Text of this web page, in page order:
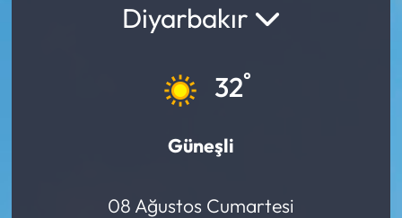
Diyarbakır
32°
Güneşli
08 Ağustos Cumartesi